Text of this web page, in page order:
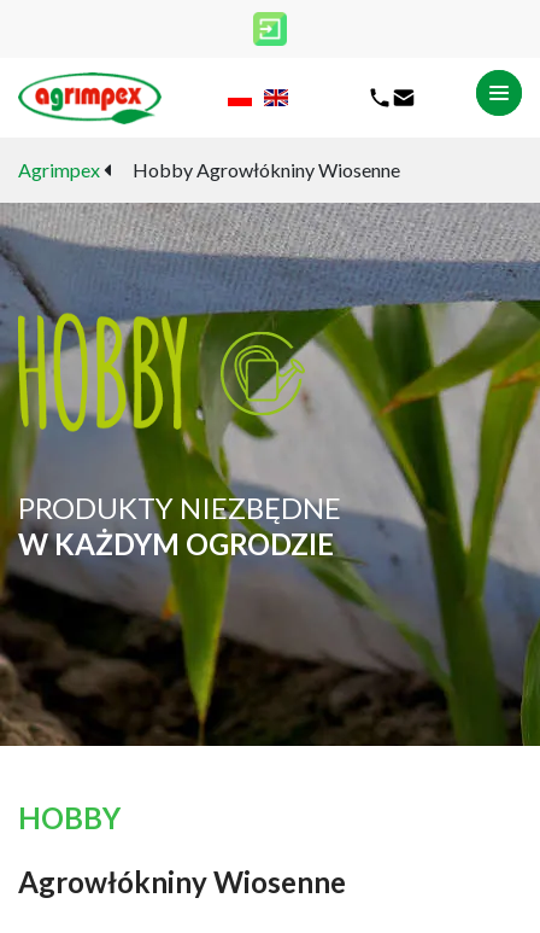
Agrimpex Hobby Agrowłókniny Wiosenne
PRODUKTY NIEZBĘDNE
W KAŻDYM OGRODZIE
HOBBY
Agrowłókniny Wiosenne